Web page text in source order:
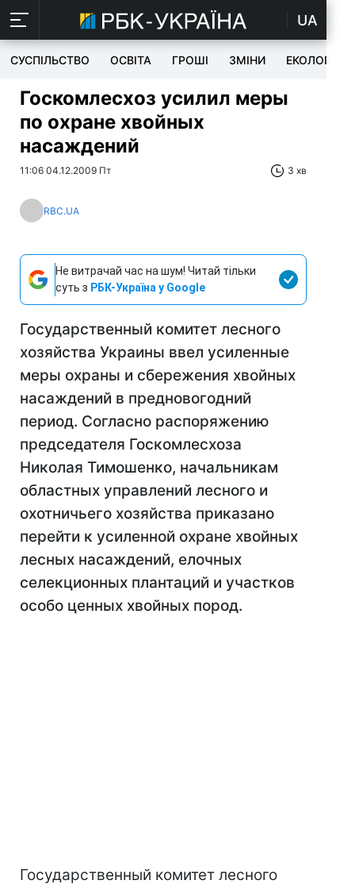
UA
СУСПІЛЬСТВО ОСВІТА ГРОШІ ЗМІНИ ЕКОЛОГІЯ
Госкомлесхоз усилил меры
по охране хвойных
насаждений
11:06 04.12.2009 Пт 3 хв
RBC.UA
Не витрачай час на шум! Читай тільки
суть з РБК-Україна у Google
Государственный комитет лесного
хозяйства Украины ввел усиленные
меры охраны и сбережения хвойных
насаждений в предновогодний
период. Согласно распоряжению
председателя Госкомлесхоза
Николая Тимошенко, начальникам
областных управлений лесного и
охотничьего хозяйства приказано
перейти к усиленной охране хвойных
лесных насаждений, елочных
селекционных плантаций и участков
особо ценных хвойных пород.
Государственный комитет лесного